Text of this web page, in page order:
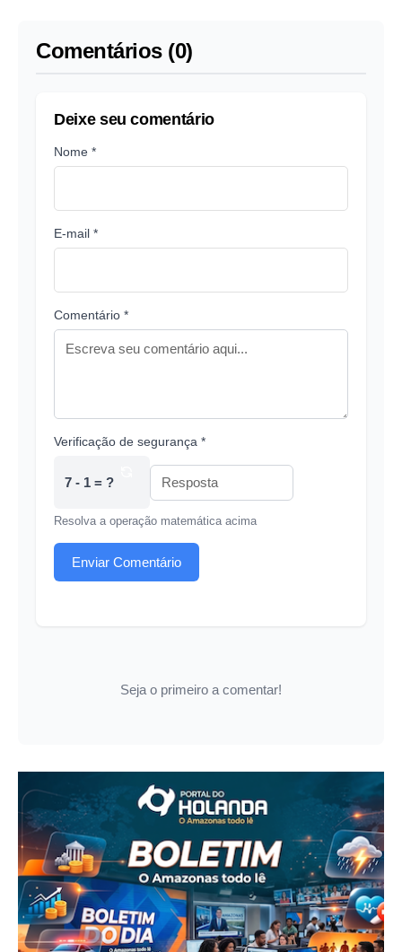
Comentários (0)
Deixe seu comentário
Nome *
E-mail *
Comentário *
Verificação de segurança *
7 - 1 = ?
Resolva a operação matemática acima
Enviar Comentário
Seja o primeiro a comentar!